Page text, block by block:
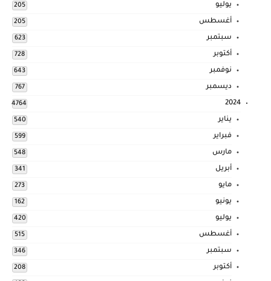
يوليو 205
أغسطس 205
سبتمبر 623
أكتوبر 728
نوفمبر 643
ديسمبر 767
2024
4764
يناير 540
فبراير 599
مارس 548
أبريل 341
مايو 273
يونيو 162
يوليو 420
أغسطس 515
سبتمبر 346
أكتوبر 208